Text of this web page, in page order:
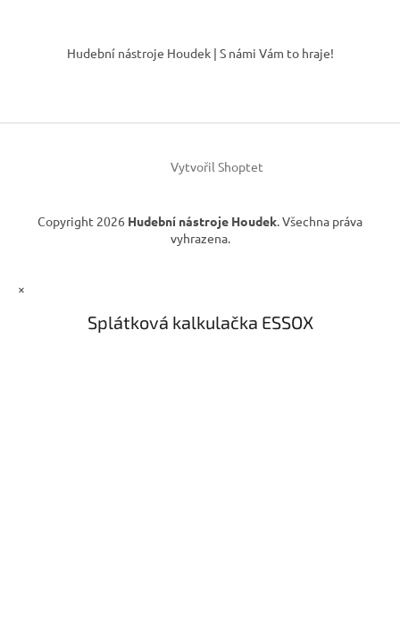
a
r
k
y
p
i
í
Hudební nástroje Houdek | S námi Vám to hraje!
Vytvořil Shoptet
Copyright 2026 Hudební nástroje Houdek. Všechna práva
vyhrazena.
×
Splátková kalkulačka ESSOX